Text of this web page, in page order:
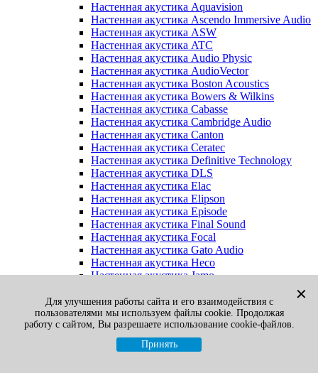
Настенная акустика Aquavision
Настенная акустика Ascendo Immersive Audio
Настенная акустика ASW
Настенная акустика ATC
Настенная акустика Audio Physic
Настенная акустика AudioVector
Настенная акустика Boston Acoustics
Настенная акустика Bowers & Wilkins
Настенная акустика Cabasse
Настенная акустика Cambridge Audio
Настенная акустика Canton
Настенная акустика Ceratec
Настенная акустика Definitive Technology
Настенная акустика DLS
Настенная акустика Elac
Настенная акустика Elipson
Настенная акустика Episode
Настенная акустика Final Sound
Настенная акустика Focal
Настенная акустика Gato Audio
Настенная акустика Heco
Настенная акустика Jamo
Настенная акустика Klipsch
Настенная акустика Legacy
Настенная акустика M&K Sound
Настенная акустика Martin Logan
Настенная акустика McIntosh
✕
Для улучшения работы сайта и его взаимодействия с
пользователями мы используем файлы cookie. Продолжая
работу с сайтом, Вы разрешаете использование cookie-файлов.
Принять